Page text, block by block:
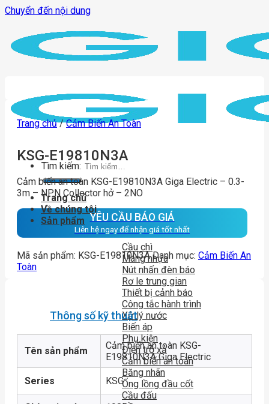
Chuyển đến nội dung
Tìm kiếm:
Trang chủ
Về chúng tôi
Sản phẩm
Cầu chì
Máng nhựa
Nút nhấn đèn báo
Rơ le trung gian
Thiết bị cảnh báo
Công tắc hành trình
Xử lý nước
Biến áp
Phụ kiện
Điện trở xả
Cảm biến an toàn
Băng nhãn
Ống lồng đầu cốt
Cầu đấu
Trang chủ / Cảm Biến An Toàn
KSG-E19810N3A
Cảm biến an toàn KSG-E19810N3A Giga Electric – 0.3-
3m – NPN Collector hở – 2NO
YÊU CẦU BÁO GIÁ
Liên hệ ngay để nhận giá tốt nhất
Mã sản phẩm: KSG-E19810N3A Danh mục: Cảm Biến An
Toàn
Thông số kỹ thuật
Tên sản phẩm
Cảm biến an toàn KSG-
E19810N3A Giga Electric
Series KSG